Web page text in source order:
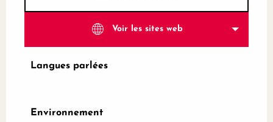
Voir les sites web
Langues parlées
Langues parlées
Environnement
Environnement